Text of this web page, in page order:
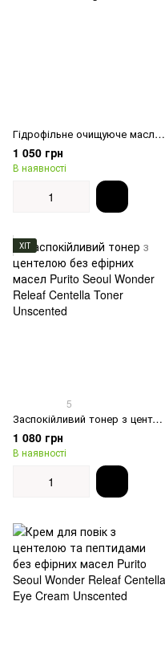
Гідрофільне очищуюче масло Purito Seoul From Green Cleansing Oil
1 050 грн
В наявності
ХІТ
5
Заспокійливий тонер з центелою без ефірних масел Purito Seoul Wonder Releaf Centella Toner Unscented
1 080 грн
В наявності